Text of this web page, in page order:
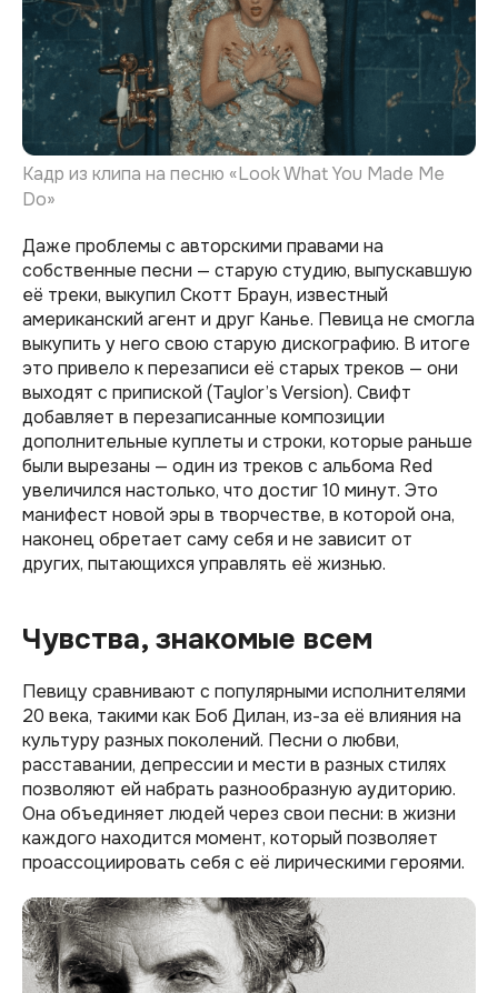
Кадр из клипа на песню «Look What You Made Me
Do»
Даже проблемы с авторскими правами на
собственные песни — старую студию, выпускавшую
её треки, выкупил Скотт Браун, известный
американский агент и друг Канье. Певица не смогла
выкупить у него свою старую дискографию. В итоге
это привело к перезаписи её старых треков — они
выходят с припиской (Taylor’s Version). Свифт
добавляет в перезаписанные композиции
дополнительные куплеты и строки, которые раньше
были вырезаны — один из треков с альбома Red
увеличился настолько, что достиг 10 минут. Это
манифест новой эры в творчестве, в которой она,
наконец обретает саму себя и не зависит от
других, пытающихся управлять её жизнью.
Чувства, знакомые всем
Певицу сравнивают с популярными исполнителями
20 века, такими как Боб Дилан, из-за её влияния на
культуру разных поколений. Песни о любви,
расставании, депрессии и мести в разных стилях
позволяют ей набрать разнообразную аудиторию.
Она объединяет людей через свои песни: в жизни
каждого находится момент, который позволяет
проассоциировать себя с её лирическими героями.